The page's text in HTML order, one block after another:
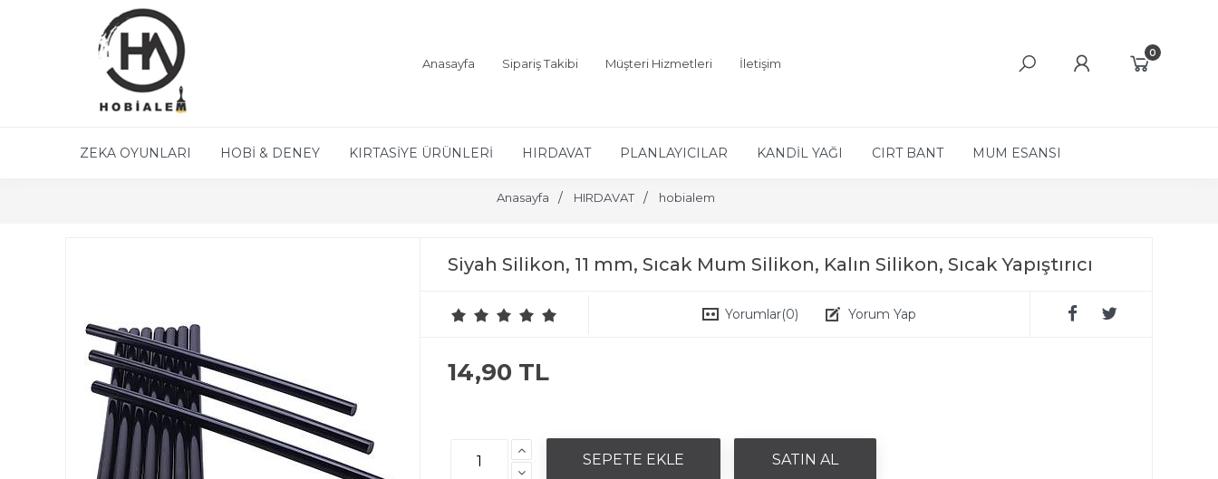
Anasayfa Sipariş Takibi Müşteri Hizmetleri İletişim
0
ZEKA OYUNLARI HOBİ & DENEY KIRTASİYE ÜRÜNLERİ HIRDAVAT PLANLAYICILAR KANDİL YAĞI CIRT BANT MUM ESANSI
Anasayfa HIRDAVAT hobialem
Siyah Silikon, 11 mm, Sıcak Mum Silikon, Kalın Silikon, Sıcak Yapıştırıcı
Yorumlar(0) Yorum Yap
14,90 TL